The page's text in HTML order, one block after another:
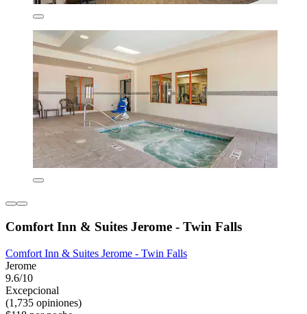
Comfort Inn & Suites Jerome - Twin Falls
Comfort Inn & Suites Jerome - Twin Falls
Jerome
9.6/10
Excepcional
(1,735 opiniones)